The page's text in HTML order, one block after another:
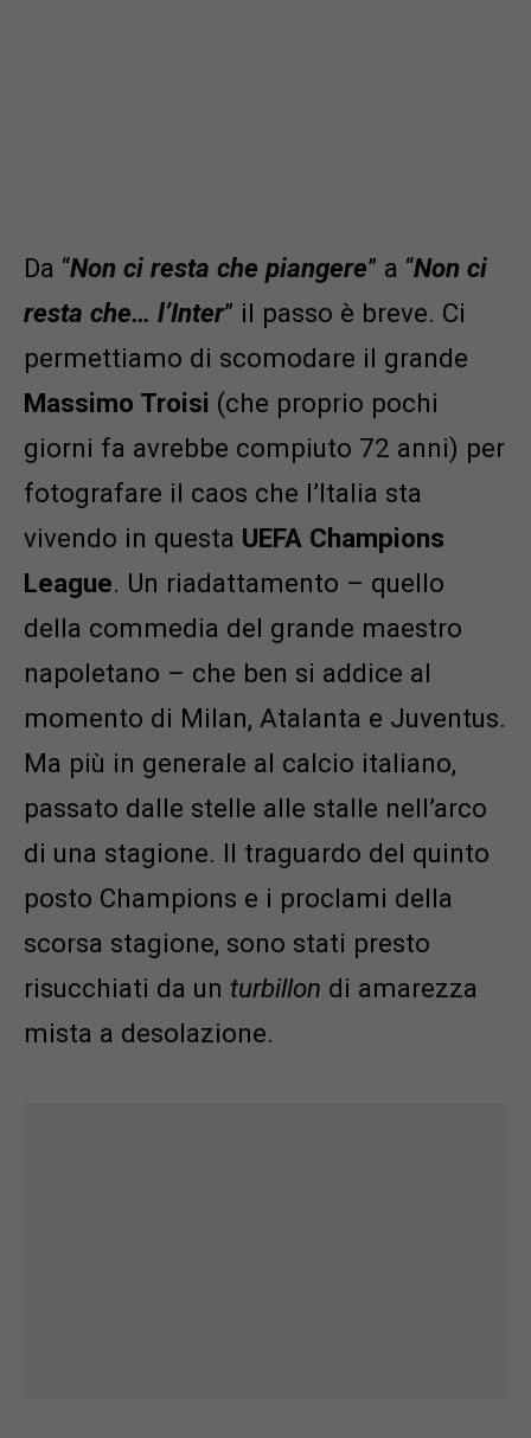
Da “Non ci resta che piangere” a “Non ci
resta che… l’Inter” il passo è breve. Ci
permettiamo di scomodare il grande
Massimo Troisi (che proprio pochi
giorni fa avrebbe compiuto 72 anni) per
fotografare il caos che l’Italia sta
vivendo in questa UEFA Champions
League. Un riadattamento – quello
della commedia del grande maestro
napoletano – che ben si addice al
momento di Milan, Atalanta e Juventus.
Ma più in generale al calcio italiano,
passato dalle stelle alle stalle nell’arco
di una stagione. Il traguardo del quinto
posto Champions e i proclami della
scorsa stagione, sono stati presto
risucchiati da un turbillon di amarezza
mista a desolazione.